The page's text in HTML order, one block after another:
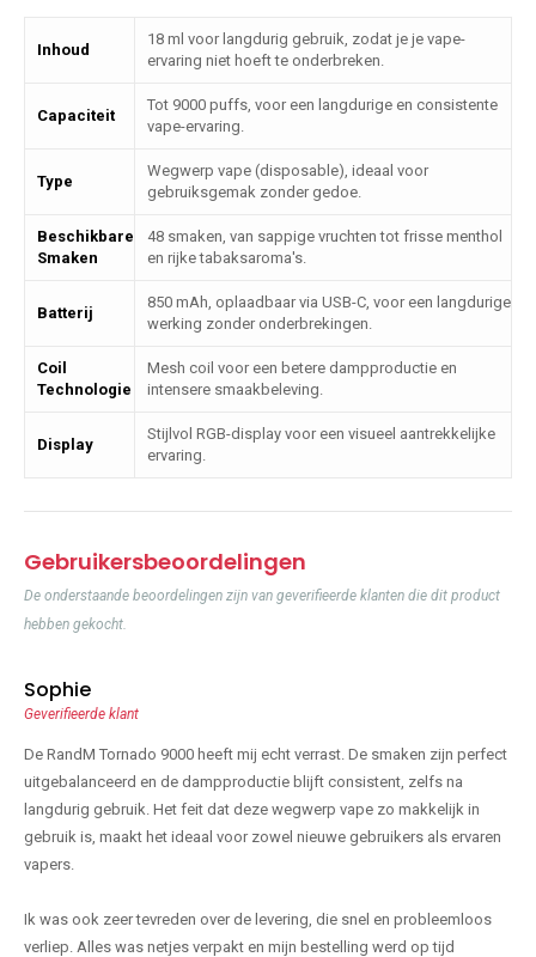
Inhoud
18 ml voor langdurig gebruik, zodat je je vape-
ervaring niet hoeft te onderbreken.
Capaciteit
Tot 9000 puffs, voor een langdurige en consistente
vape-ervaring.
Type
Wegwerp vape (disposable), ideaal voor
gebruiksgemak zonder gedoe.
Beschikbare
Smaken
48 smaken, van sappige vruchten tot frisse menthol
en rijke tabaksaroma's.
Batterij
850 mAh, oplaadbaar via USB-C, voor een langdurige
werking zonder onderbrekingen.
Coil
Technologie
Mesh coil voor een betere dampproductie en
intensere smaakbeleving.
Display
Stijlvol RGB-display voor een visueel aantrekkelijke
ervaring.
Gebruikersbeoordelingen
De onderstaande beoordelingen zijn van geverifieerde klanten die dit product
hebben gekocht.
Sophie
Geverifieerde klant
De RandM Tornado 9000 heeft mij echt verrast. De smaken zijn perfect
uitgebalanceerd en de dampproductie blijft consistent, zelfs na
langdurig gebruik. Het feit dat deze wegwerp vape zo makkelijk in
gebruik is, maakt het ideaal voor zowel nieuwe gebruikers als ervaren
vapers.
Ik was ook zeer tevreden over de levering, die snel en probleemloos
verliep. Alles was netjes verpakt en mijn bestelling werd op tijd